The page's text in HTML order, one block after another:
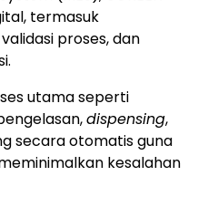
termasuk
proses, dan
utama seperti
dispensing,
secara otomatis guna
kesalahan